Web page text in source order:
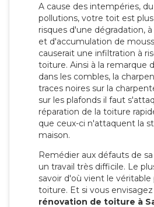
A cause des intempéries,
pollutions, votre toit est
risques d'une dégradation,
et d'accumulation de
causerait une infiltration à
toiture. Ainsi à la remarque
dans les combles, la
traces noires sur la
sur les plafonds il faut
réparation de la toiture
que ceux-ci n'attaquent la
maison.
Remédier aux défauts de
un travail très difficile. Le
savoir d'où vient le
toiture. Et si vous
rénovation de toiture à